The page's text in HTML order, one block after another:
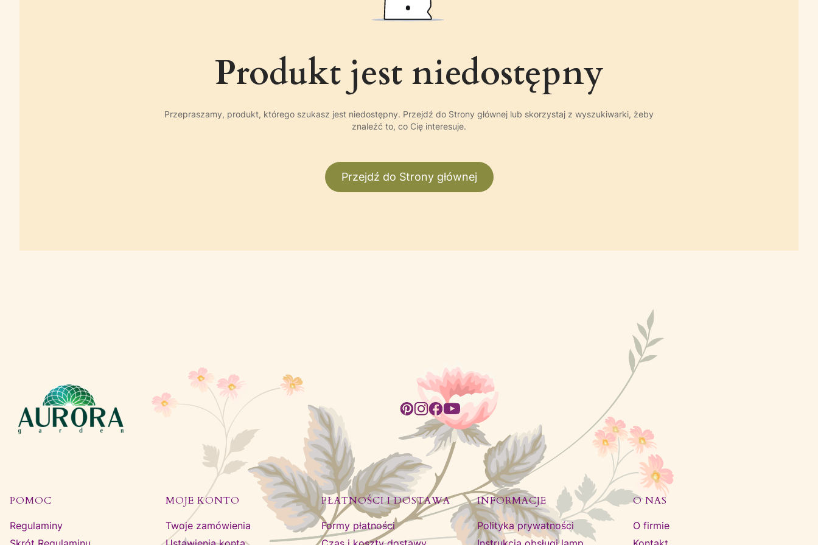
Produkt jest niedostępny
Przepraszamy, produkt, którego szukasz jest niedostępny. Przejdź do Strony głównej lub skorzystaj z wyszukiwarki, żeby
znaleźć to, co Cię interesuje.
Przejdź do Strony głównej
Linki w stopce
POMOC
Regulaminy
MOJE KONTO
Twoje zamówienia
PŁATNOŚCI I DOSTAWA
Formy płatności
INFORMACJE
Polityka prywatności
O NAS
O firmie